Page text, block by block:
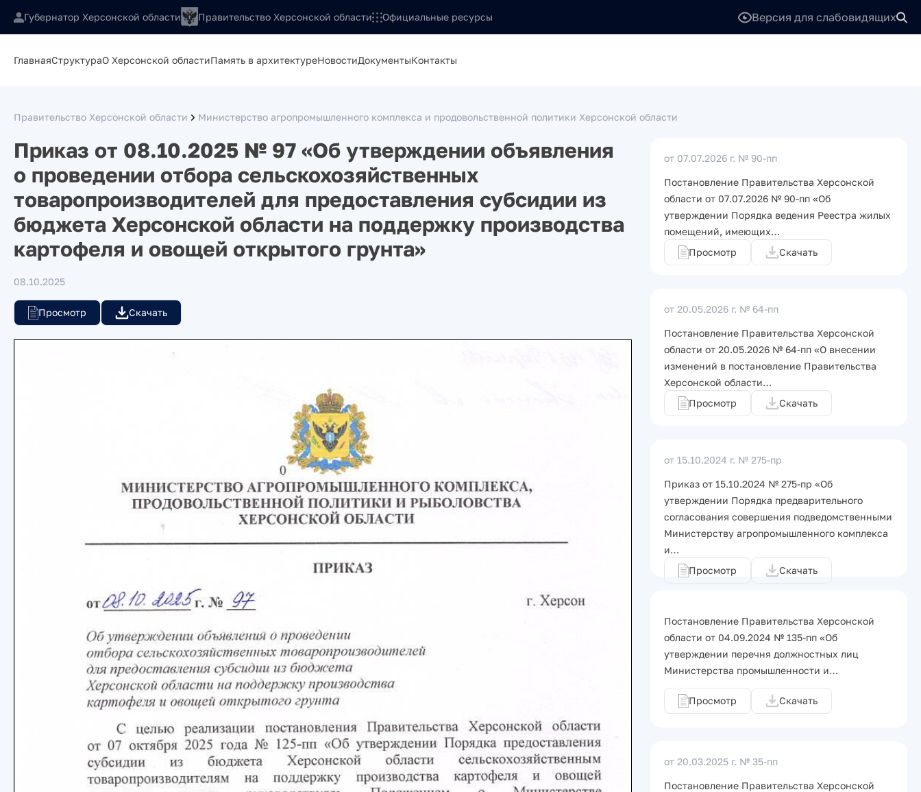
Губернатор Херсонской области Правительство Херсонской области Официальные ресурсы Версия для слабовидящих
ГлавнаяСтруктураО Херсонской областиПамять в архитектуреНовостиДокументыКонтакты
Правительство Херсонской области Министерство агропромышленного комплекса и продовольственной политики Херсонской области
Приказ от 08.10.2025 № 97 «Об утверждении объявления
о проведении отбора сельскохозяйственных
товаропроизводителей для предоставления субсидии из
бюджета Херсонской области на поддержку производства
картофеля и овощей открытого грунта»
08.10.2025
Просмотр Скачать
от 07.07.2026 г. № 90-пп
Постановление Правительства Херсонской
области от 07.07.2026 № 90-пп «Об
утверждении Порядка ведения Реестра жилых
помещений, имеющих…
Просмотр
Скачать
от 20.05.2026 г. № 64-пп
Постановление Правительства Херсонской
области от 20.05.2026 № 64-пп «О внесении
изменений в постановление Правительства
Херсонской области…
Просмотр
Скачать
от 15.10.2024 г. № 275-пр
Приказ от 15.10.2024 № 275-пр «Об
утверждении Порядка предварительного
согласования совершения подведомственными
Министерству агропромышленного комплекса
и…
Просмотр
Скачать
Постановление Правительства Херсонской
области от 04.09.2024 № 135-пп «Об
утверждении перечня должностных лиц
Министерства промышленности и…
Просмотр Скачать
от 20.03.2025 г. № 35-пп
Постановление Правительства Херсонской